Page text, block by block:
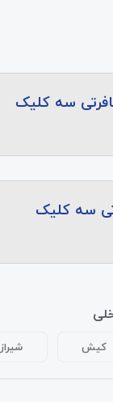
سه کلیک
سه کلیک
کیش شیراز